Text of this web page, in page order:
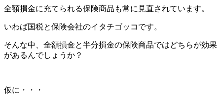
全額損金に充てられる保険商品も常に見直されています。
いわば国税と保険会社のイタチゴッコです。
そんな中、全額損金と半分損金の保険商品ではどちらが効果
があるんでしょうか？
仮に・・・